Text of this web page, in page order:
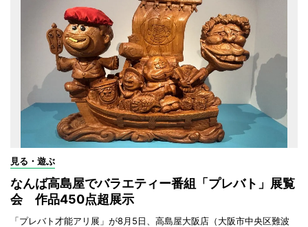
見る・遊ぶ
なんば高島屋でバラエティー番組「プレバト」展覧
会 作品450点超展示
「プレバト才能アリ展」が8月5日、高島屋大阪店（大阪市中央区難波